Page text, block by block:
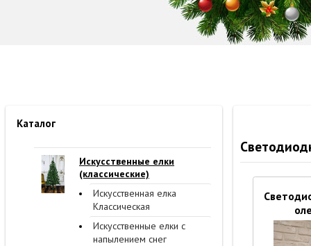
Каталог
Искусственные елки
(классические)
Искусственная елка
Классическая
Искусственные елки с
напылением снег
Светодиодный
олень 30